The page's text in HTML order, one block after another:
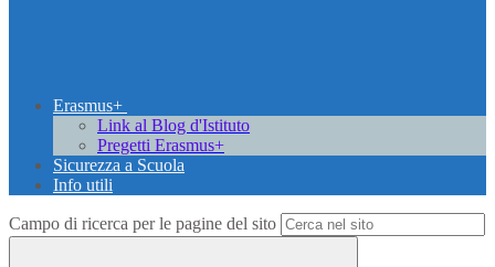
Erasmus+
Link al Blog d'Istituto
Pregetti Erasmus+
Sicurezza a Scuola
Info utili
Campo di ricerca per le pagine del sito